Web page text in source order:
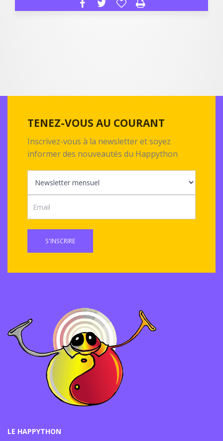
TENEZ-VOUS AU COURANT
Inscrivez-vous à la newsletter et soyez
informer des nouveautés du Happython
S'INSCRIRE
LE HAPPYTHON